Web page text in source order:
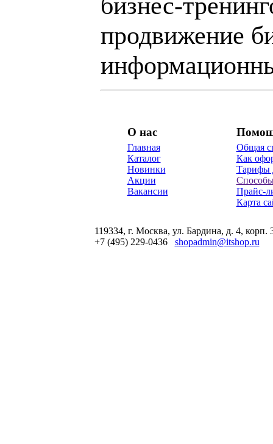
продвижение
О нас
Главная
Каталог
Новинки
Акции
Вакансии
Общая
Как
Тарифы
Прайс-
Карта
119334, г. Москва, ул. Бардина, д. 4, корп.
+7 (495) 229-0436 shopadmin@itshop.ru